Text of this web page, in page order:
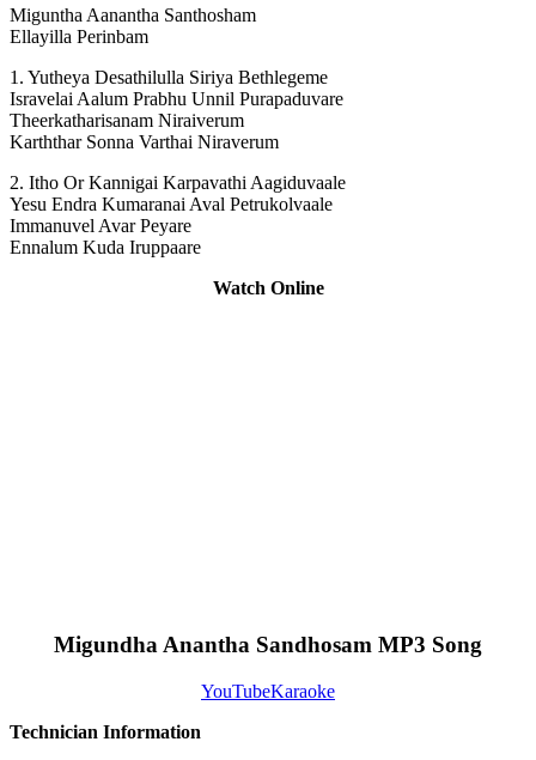
Miguntha Aanantha Santhosham
Ellayilla Perinbam
1. Yutheya Desathilulla Siriya Bethlegeme
Isravelai Aalum Prabhu Unnil Purapaduvare
Theerkatharisanam Niraiverum
Karththar Sonna Varthai Niraverum
2. Itho Or Kannigai Karpavathi Aagiduvaale
Yesu Endra Kumaranai Aval Petrukolvaale
Immanuvel Avar Peyare
Ennalum Kuda Iruppaare
Watch Online
Migundha Anantha Sandhosam MP3 Song
YouTubeKaraoke
Technician Information